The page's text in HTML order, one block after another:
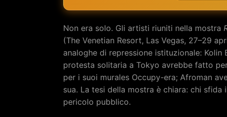
Non era solo. Gli artisti riuniti nella mostra
(The Venetian Resort, Las Vegas, 27–29
analoghe di repressione istituzionale:
protesta solitaria a Tokyo avrebbe fatto
per i suoi murales Occupy-era; Afroman
sua. La tesi della mostra è chiara: chi
pericolo pubblico.